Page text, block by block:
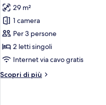
per
Camera
Deluxe
con
2
singoli,
29 m²
1 camera
Per 3 persone
2 letti singoli
Internet via cavo gratis
Scopri di più
Altri